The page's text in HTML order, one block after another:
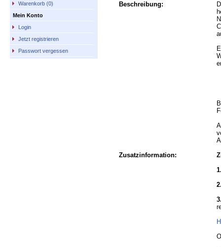
Warenkorb (0)
Mein Konto
Login
Jetzt registrieren
Passwort vergessen
Beschreibung:
Zusatzinformation: